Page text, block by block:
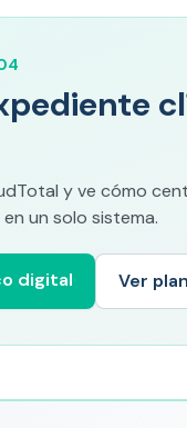
y ve cómo
un solo sistema.
digital Ver